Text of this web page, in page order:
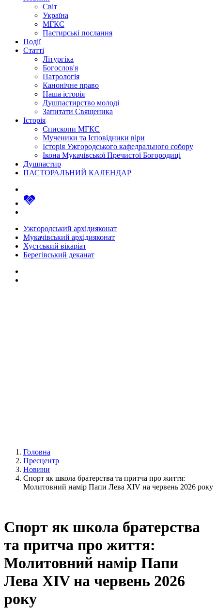
Світ
Україна
МГКЄ
Пастирські послання
Події
Статті
Літургіка
Богослов'я
Патрологія
Канонічне право
Наша історія
Душпастирство молоді
Запитати Священика
Історія
Єпископи МГКЄ
Мученики та Ісповідники віри
Історія Ужгородського кафедрального собору
Ікона Мукачівської Пречистої Богородиці
Душпастир
ПАСТОРАЛЬНИЙ КАЛЕНДАР
Ужгородський архідияконат
Мукачівський архідияконат
Хустський вікаріат
Берегівський деканат
Головна
Пресцентр
Новини
Спорт як школа братерства та притча про життя:
Молитовний намір Папи Лева XIV на червень 2026 року
Спорт як школа братерства
та притча про життя:
Молитовний намір Папи
Лева XIV на червень 2026
року